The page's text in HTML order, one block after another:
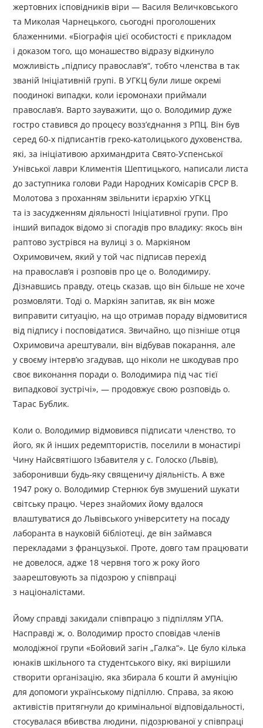
жертовних ісповідників віри — Василя Величковського
та Миколая Чарнецького, сьогодні проголошених
блаженними. «Біографія цієї особистості є прикладом
і доказом того, що монашество відразу відкинуло
можливість „підпису православ’я“, тобто членства в так
званій Ініціативній групі. В УГКЦ були лише окремі
поодинокі випадки, коли ієромонахи приймали
православ’я. Варто зауважити, що о. Володимир дуже
гостро ставився до процесу возз’єднання з РПЦ. Він був
серед 60-х підписантів греко-католицького духовенства,
які, за ініціативою архимандрита Свято-Успенської
Унівської лаври Климентія Шептицького, написали листа
до заступника голови Ради Народних Комісарів СРСР В.
Молотова з проханням звільнити ієрархію УГКЦ
та із засудженням діяльності Ініціативної групи. Про
інший випадок відомо зі спогадів про владику: якось він
раптово зустрівся на вулиці з о. Маркіяном
Охримовичем, який у той час підписав перехід
на православ’я і розповів про це о. Володимиру.
Дізнавшись правду, отець сказав, що він більше не хоче
розмовляти. Тоді о. Маркіян запитав, як він може
виправити ситуацію, на що отримав пораду відмовитися
від підпису і посповідатися. Звичайно, що пізніше отця
Охримовича арештували, він відбував покарання, але
у своєму інтерв’ю згадував, що ніколи не шкодував про
своє виконання поради о. Володимира під час тієї
випадкової зустрічі», — продовжує свою розповідь о.
Тарас Бублик.
Коли о. Володимир відмовився підписати членство, то
його, як й інших редемптористів, поселили в монастирі
Чину Найсвятішого Ізбавителя у с. Голоско (Львів),
заборонивши будь-яку священичу діяльність. А вже
1947 року о. Володимир Стернюк був змушений шукати
світську працю. Через знайомих йому вдалося
влаштуватися до Львівського університету на посаду
лаборанта в науковій бібліотеці, де він займався
перекладами з французької. Проте, довго там працювати
не довелося, адже 18 червня того ж року його
заарештовують за підозрою у співпраці
з націоналістами.
Йому справді закидали співпрацю з підпіллям УПА.
Насправді ж, о. Володимир просто сповідав членів
молодіжної групи «Бойовий загін „Галка“». Це було кілька
юнаків шкільного та студентського віку, які вирішили
створити організацію, яка збирала б кошти й амуніцію
для допомоги українському підпіллю. Справа, за якою
активістів притягнули до кримінальної відповідальності,
стосувалася вбивства людини, підозрюваної у співпраці